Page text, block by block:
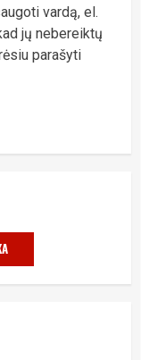
vardą, el.
jų nebereiktų
parašyti